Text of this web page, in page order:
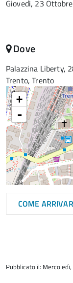
Giovedì, 23
Dove
Palazzina Liberty,
Trento, Trento
+
-
COME
del
Pubblicato il: